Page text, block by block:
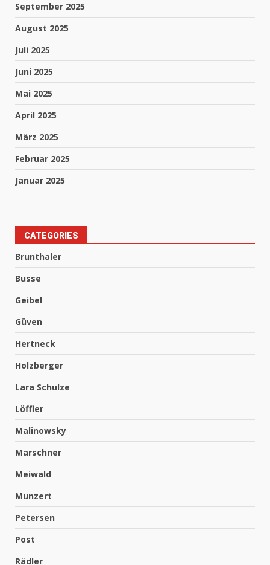
September 2025
August 2025
Juli 2025
Juni 2025
Mai 2025
April 2025
März 2025
Februar 2025
Januar 2025
CATEGORIES
Brunthaler
Busse
Geibel
Güven
Hertneck
Holzberger
Lara Schulze
Löffler
Malinowsky
Marschner
Meiwald
Munzert
Petersen
Post
Rädler